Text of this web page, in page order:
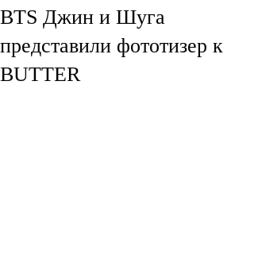
BTS Джин и Шуга
представили фототизер к
BUTTER